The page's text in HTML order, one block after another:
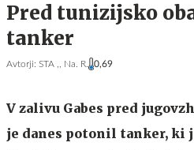
Pred tunizijsko
tanker
Avtorji: STA ,, Na. R. 0,69
V zalivu Gabes pred
je danes potonil tanker, ki